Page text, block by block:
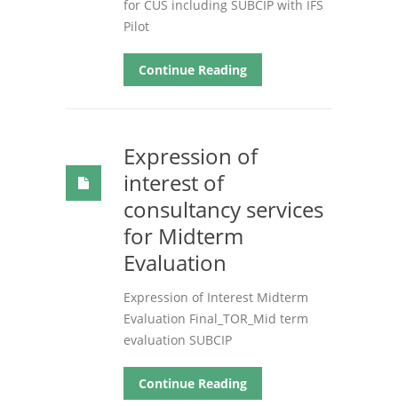
for CUS including SUBCIP with IFS
Pilot
Continue Reading
Expression of
interest of
consultancy services
for Midterm
Evaluation
Expression of Interest Midterm
Evaluation Final_TOR_Mid term
evaluation SUBCIP
Continue Reading